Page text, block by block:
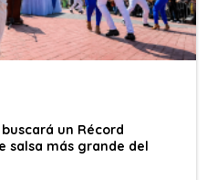
buscará un Récord
salsa más grande del